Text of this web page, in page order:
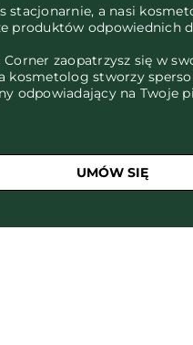
stacjonarnie, a nasi
produktów odpowiednich
Corner zaopatrzysz się w
kosmetolog stworzy
odpowiadający na Twoje
UMÓW SIĘ